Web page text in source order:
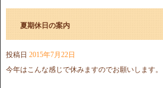
夏期休日の案内
投稿日 2015年7月22日
今年はこんな感じで休みますのでお願いします。